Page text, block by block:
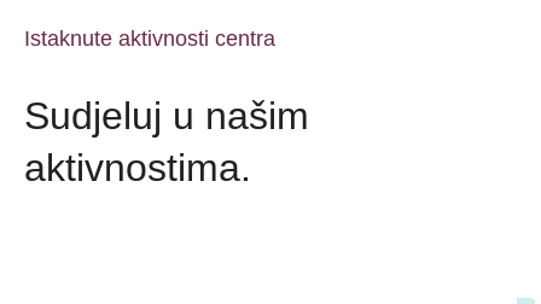
Istaknute aktivnosti centra
Sudjeluj u našim
aktivnostima.